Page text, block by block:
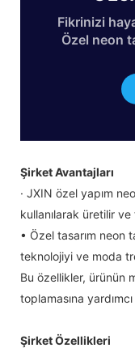
Fikrinizi
Özel neon
Şirket Avantajları
· JXIN özel yapım
kullanılarak üretilir ve
• Özel tasarım neon
teknolojiyi ve moda
Bu özellikler, ürünün
toplamasına
Şirket Özellikleri